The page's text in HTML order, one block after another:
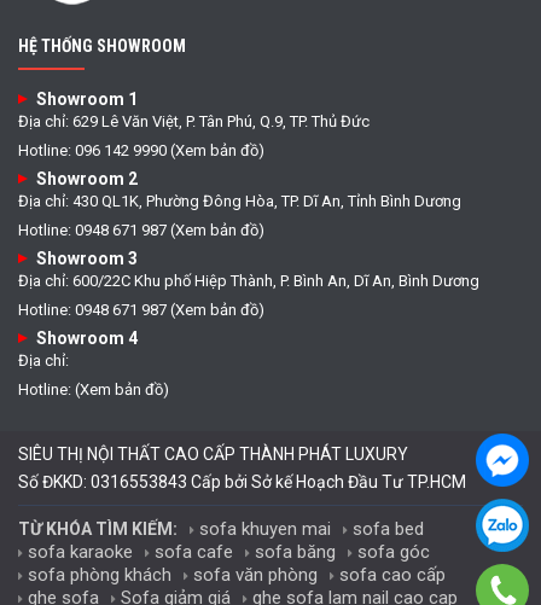
HỆ THỐNG SHOWROOM
Showroom 1
Địa chỉ: 629 Lê Văn Việt, P. Tân Phú, Q.9, TP. Thủ Đức
Hotline: 096 142 9990 (Xem bản đồ)
Showroom 2
Địa chỉ: 430 QL1K, Phường Đông Hòa, TP. Dĩ An, Tỉnh Bình Dương
Hotline: 0948 671 987 (Xem bản đồ)
Showroom 3
Địa chỉ: 600/22C Khu phố Hiệp Thành, P. Bình An, Dĩ An, Bình Dương
Hotline: 0948 671 987 (Xem bản đồ)
Showroom 4
Địa chỉ:
Hotline: (Xem bản đồ)
SIÊU THỊ NỘI THẤT CAO CẤP THÀNH PHÁT LUXURY
Số ĐKKD: 0316553843 Cấp bởi Sở kế Hoạch Đầu Tư TP.HCM
TỪ KHÓA TÌM KIẾM: sofa khuyen mai
sofa bed
sofa karaoke
sofa cafe sofa băng
sofa góc
sofa phòng khách
sofa văn phòng
sofa cao cấp
ghe sofa
Sofa giảm giá ghe sofa lam nail cao cap